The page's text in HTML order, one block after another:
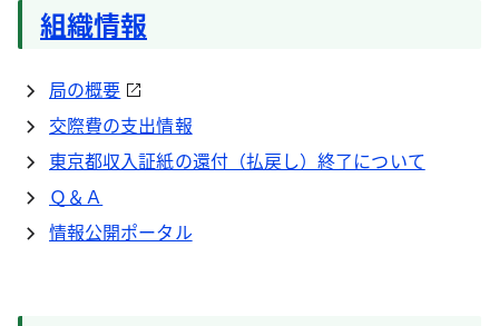
組織情報
局の概要
交際費の支出情報
東京都収入証紙の還付（払戻し）終了について
Ｑ＆Ａ
情報公開ポータル